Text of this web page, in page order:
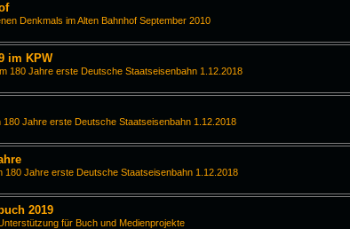
Denkmals im Alten Bahnhof September 2010
im KPW
180 Jahre erste Deutsche Staatseisenbahn 1.12.2018
180 Jahre erste Deutsche Staatseisenbahn 1.12.2018
180 Jahre erste Deutsche Staatseisenbahn 1.12.2018
2019
für Buch und Medienprojekte